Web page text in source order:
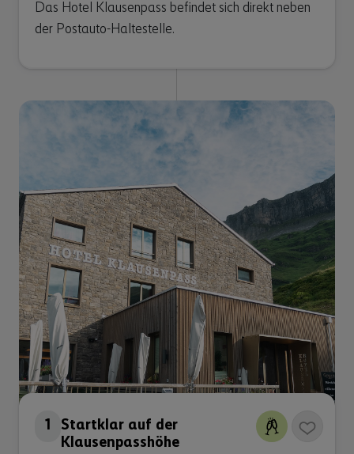
Das Hotel Klausenpass befindet sich direkt neben
der Postauto-Haltestelle.
1
Startklar auf der
Klausenpasshöhe